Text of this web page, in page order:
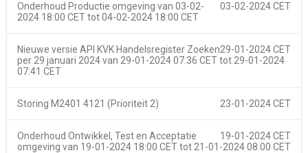
03-02-2024 CET
Onderhoud Productie omgeving van 03-02-
2024 18:00 CETtot04-02-2024 18:00 CET
29-01-2024 CET
Nieuwe versie API KVK Handelsregister Zoeken
per 29 januari 2024 van 29-01-2024 07:36 CETtot 29-01-2024
07:41 CET
23-01-2024 CET
Storing M2401 4121 (Prioriteit 2)
19-01-2024 CET
Onderhoud Ontwikkel, Test en Acceptatie
omgeving van 19-01-2024 18:00 CETtot 21-01-2024 08:00 CET